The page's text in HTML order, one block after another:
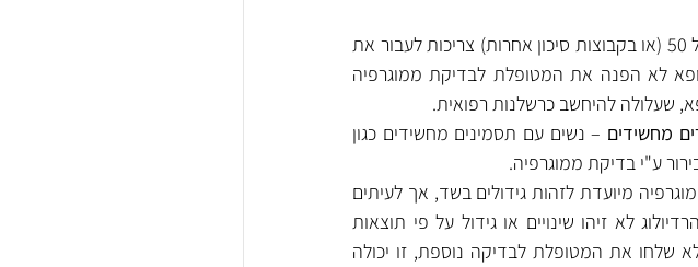
שעלולה להיחשב כרשלנות רפואית.
מחשידים
ע"י בדיקת ממוגרפיה.